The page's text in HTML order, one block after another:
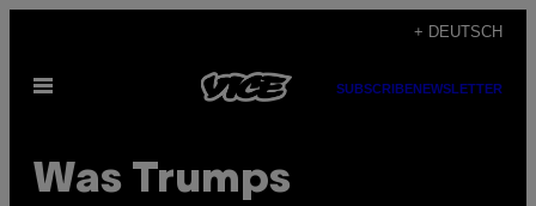
content
+ DEUTSCH
Open
SUBSCRIBENEWSLETTER
Was Trumps